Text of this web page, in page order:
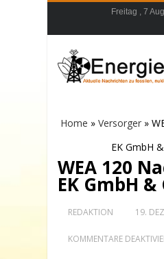
Freitag , 7
Home » Versorger »
EK GmbH
WEA 120
EK GmbH &
REDAKTION 19.
KOMMENTARE